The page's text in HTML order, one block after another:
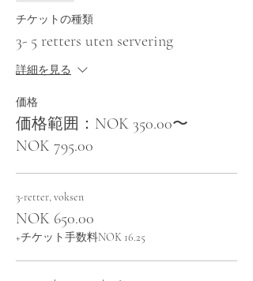
チケットの種類
3- 5 retters uten servering
詳細を見る
価格
価格範囲：NOK 350.00〜
NOK 795.00
3-retter, voksen
NOK 650.00
+チケット手数料NOK 16.25